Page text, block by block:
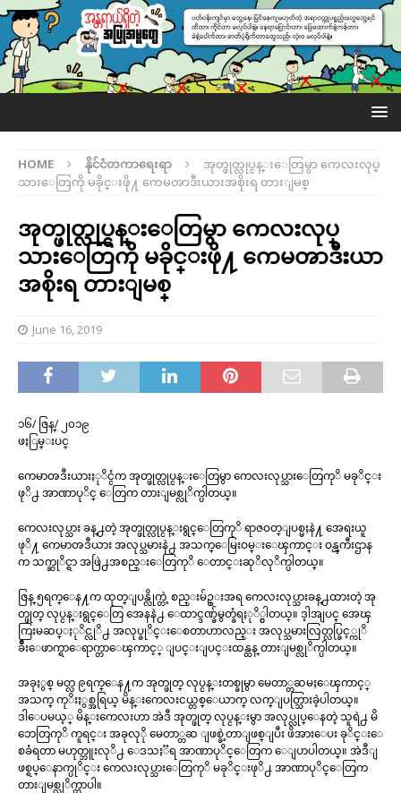
HOME နိုင်ငံတကာရေးရာ
အုတ္ဖုတ္လုပ္ငန္းေတြမွာ ကေလးလုပ္
သားေတြကို မခိုင္းဖို႔ ကေမၻာဒီးယားအစိုးရ တားျမစ္
အုတ္ဖုတ္လုပ္ငန္းေတြမွာ ကေလးလုပ္
သားေတြကို မခိုင္းဖို႔ ကေမၻာဒီးယား
အစိုးရ တားျမစ္
June 16, 2019
၁၆/ ဇြန္/ ၂၀၁၉
ဖႏြမ္းပင္
ကေမာၻဒီးယားႏုိင္ငံက အုတ္ဖုတ္လုပ္ငန္းေတြမွာ ကေလးလုပ္သားေတြကုိ မခုိင္း
ဖုိ႕ အာဏာပုိင္ ေတြက တားျမစ္လုိက္ပါတယ္။
ကေလးလုပ္သား ခန္႕တဲ့ အုတ္ဖုတ္လုပ္ငန္းရွင္ေတြကုိ ရာဇဝတ္ျပစ္မႈနဲ႔ အေရးယူ
ဖုိ႔ ကေမာၻဒီယား အလုပ္သမားနဲ႕ အသက္ေမြးဝမ္းေၾကာင္း ဝန္ၾကီးဌာန
က သက္ဆုိင္ရာ အဖြဲ႕အစည္းေတြကုိ ေတာင္းဆုိလုိက္ပါတယ္။
ဇြန္ ၅ရက္ေန႔က ထုတ္ျပန္လိုက္တဲ့ စည္းမ်ဥ္းအရ ကေလးလုပ္သားခန္႕ထားတဲ့ အု
တ္ဖုတ္ လုပ္ငန္းရွင္ေတြ အေနနဲ႕ ေထာင္ဒဏ္ခ်မွတ္ခံရႏုိ္င္ပါတယ္။ ဒ့ါအျပင္ အေၾ
ကြးမဆပ္ႏုိင္လုိ႕ အလုပ္ခုိင္းေစတာဟာလည္း အလုပ္သမားလြတ္လပ္ခြင့္ကုိ
ခ်ိဳးေဖာက္ရာေရာက္တာေၾကာင့္ ျပင္းျပင္းထန္ထန္ တားျမစ္လုိက္ပါတယ္။
အခုႏွစ္ မတ္လ ၉ရက္ေန႔က အုတ္ဖုတ္ လုပ္ငန္းတစ္ခုမွာ မေတာ္တဆမႈေၾကာင့္
အသက္ ကုိးႏွစ္အရြယ္ မိန္းကေလးငယ္တစ္ေယာက္ လက္ျပတ္သြားခဲ့ပါတယ္။
ဒါေပမယ့္ မိန္းကေလးဟာ အဲဒီ အုတ္ဖုတ္ လုပ္ငန္းမွာ အလုပ္လုပ္ေနတဲ့ သူရဲ႕ မိ
ဘေတြကုိ ကူရင္း အခုလုို မေတာ္တဆ ျဖစ္ခဲ့တာျဖစ္ျပီး ဖိအားေပး ခုိင္းေ
စခံရတာ မဟုတ္ဘူးလုိ႕ ေဒသႏၱရ အာဏာပုိင္ေတြက ေျပာပါတယ္။ အဲဒီျ
ဖစ္ရပ္ေနာက္ပုိင္း ကေလးလုပ္သားေတြကုိ မခုိင္းဖုိ႕ အာဏာပုိင္ေတြက
တားျမစ္လုိက္တာပါ။